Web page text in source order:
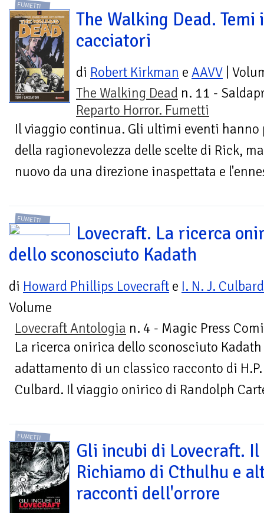
FUMETTI
The Walking Dead. Temi i
cacciatori
di Robert Kirkman e AAVV |
The Walking Dead n. 11 -
Reparto Horror. Fumetti
Il viaggio continua. Gli ultimi eventi
della ragionevolezza delle scelte di Rick,
nuovo da una direzione inaspettata e
FUMETTI
Lovecraft. La ricerca
dello sconosciuto Kadath
di Howard Phillips Lovecraft e I. N. J. Culbard
Volume
Lovecraft Antologia n. 4 - Magic Press
La ricerca onirica dello sconosciuto
adattamento di un classico racconto di
Culbard. Il viaggio onirico di Randolph
FUMETTI
Gli incubi di Lovecraft. Il
Richiamo di Cthulhu e
racconti dell'orrore